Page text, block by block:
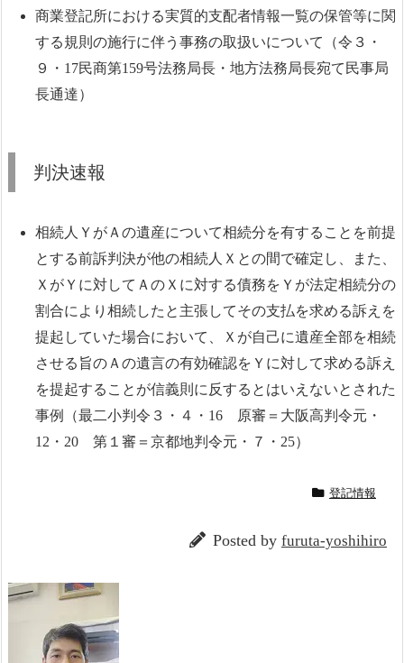
商業登記所における実質的支配者情報一覧の保管等に関
する規則の施行に伴う事務の取扱いについて（令３・
９・17民商第159号法務局長・地方法務局長宛て民事局
長通達）
判決速報
相続人ＹがＡの遺産について相続分を有することを前提
とする前訴判決が他の相続人Ｘとの間で確定し、また、
ＸがＹに対してＡのＸに対する債務をＹが法定相続分の
割合により相続したと主張してその支払を求める訴えを
提起していた場合において、Ｘが自己に遺産全部を相続
させる旨のＡの遺言の有効確認をＹに対して求める訴え
を提起することが信義則に反するとはいえないとされた
事例（最二小判令３・４・16 原審＝大阪高判令元・
12・20 第１審＝京都地判令元・７・25）
登記情報
Posted by furuta-yoshihiro